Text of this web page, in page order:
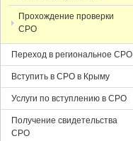
Прохождение проверки
СРО
Переход в региональное СРО
Вступить в СРО в Крыму
Услуги по вступлению в СРО
Получение свидетельства
СРО